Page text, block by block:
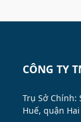
CÔNG TY
Trụ Sở Chính:
Huế, quận